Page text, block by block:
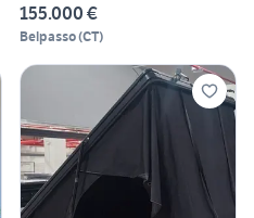
155.000 €
Belpasso(CT)